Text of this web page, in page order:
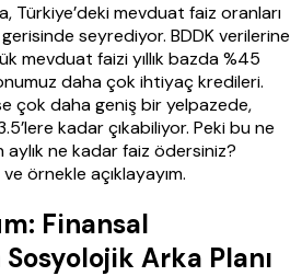
Türkiye’deki mevduat faiz oranları
seyrediyor. BDDK verilerine
mevduat faizi yıllık bazda %45
daha çok ihtiyaç kredileri.
çok daha geniş bir yelpazede,
kadar çıkabiliyor. Peki bu ne
aylık ne kadar faiz ödersiniz?
örnekle açıklayayım.
Finansal
Sosyolojik Arka Planı